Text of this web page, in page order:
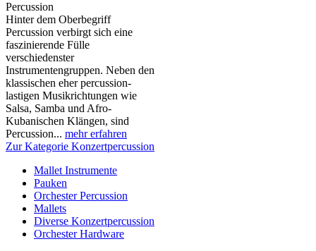
Percussion
Hinter dem Oberbegriff
Percussion verbirgt sich eine
faszinierende Fülle
verschiedenster
Instrumentengruppen. Neben den
klassischen eher percussion-
lastigen Musikrichtungen wie
Salsa, Samba und Afro-
Kubanischen Klängen, sind
Percussion... mehr erfahren
Zur Kategorie Konzertpercussion
Mallet Instrumente
Pauken
Orchester Percussion
Mallets
Diverse Konzertpercussion
Orchester Hardware